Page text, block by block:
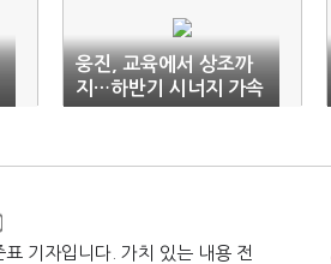
웅진, 교육에서 상조까
지…하반기 시너지 가속
주목
표 기자입니다. 가치 있는 내용 전